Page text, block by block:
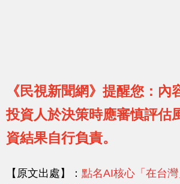
《民視新聞網》提醒您：內
投資人於決策時應審慎評估
資結果自行負責。
【原文出處】： 點名AI核心「在台